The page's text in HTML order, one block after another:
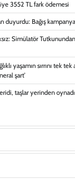
3552 TL fark ödemesi
duyurdu: Bağış
Simülatör
yaşamın sırrını tek tek
şart’
taşlar yerinden